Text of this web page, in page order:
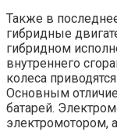
Также в
гибридные
гибридном
внутреннего
колеса
Основным
батарей.
электромотором,